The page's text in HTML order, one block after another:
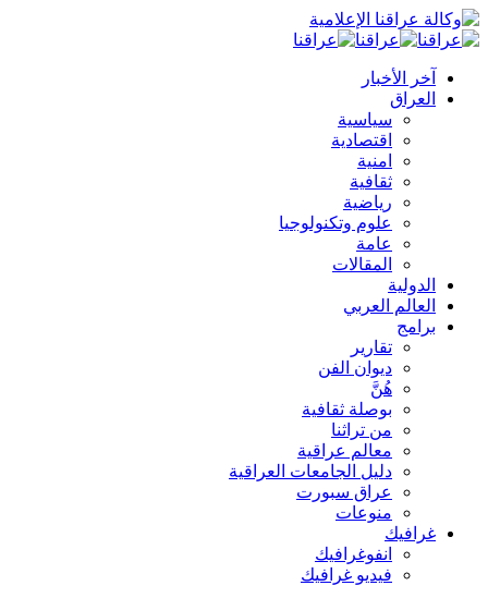
آخر الأخبار
العراق
سياسية
اقتصادية
امنية
ثقافية
رياضية
علوم وتكنولوجيا
عامة
المقالات
الدولية
العالم العربي
برامج
تقارير
ديوان الفن
هُنَّ
بوصلة ثقافية
من تراثنا
معالم عراقية
دليل الجامعات العراقية
عراق سبورت
منوعات
غرافيك
انفوغرافيك
فيديو غرافيك